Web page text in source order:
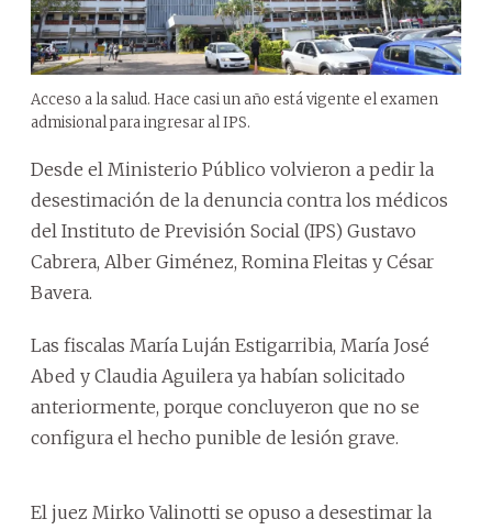
Acceso a la salud. Hace casi un año está vigente el examen
admisional para ingresar al IPS.
Desde el Ministerio Público volvieron a pedir la
desestimación de la denuncia contra los médicos
del Instituto de Previsión Social (IPS) Gustavo
Cabrera, Alber Giménez, Romina Fleitas y César
Bavera.
Las fiscalas María Luján Estigarribia, María José
Abed y Claudia Aguilera ya habían solicitado
anteriormente, porque concluyeron que no se
configura el hecho punible de lesión grave.
El juez Mirko Valinotti se opuso a desestimar la